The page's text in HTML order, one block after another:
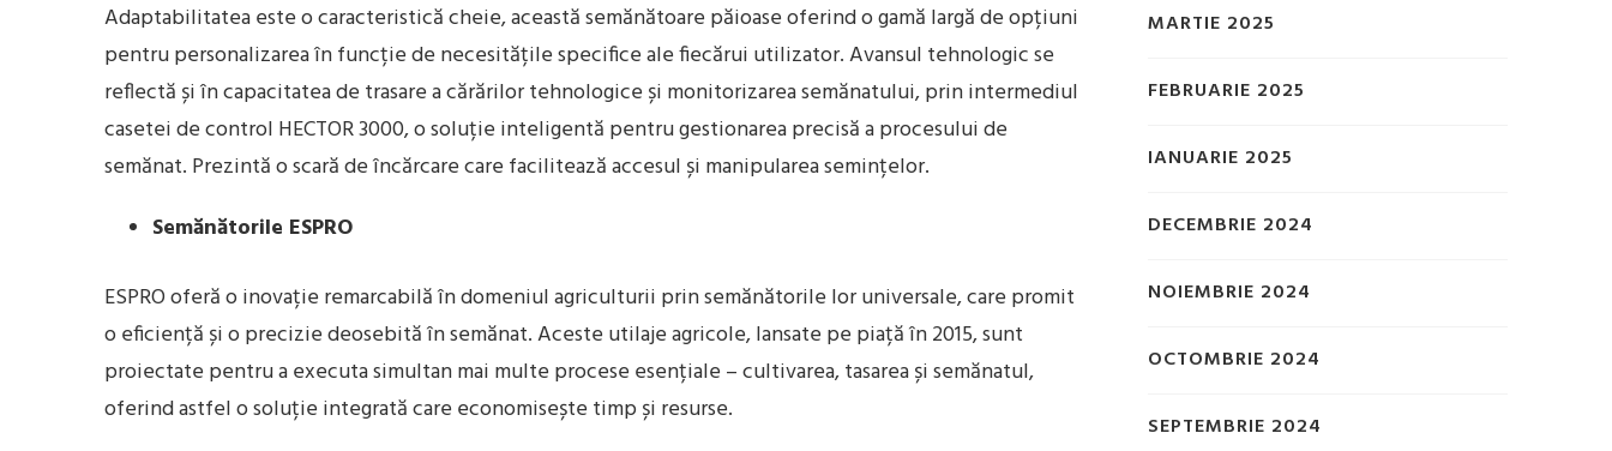
Adaptabilitatea este o caracteristică cheie, această semănătoare păioase oferind o gamă largă de opțiuni
pentru personalizarea în funcție de necesitățile specifice ale fiecărui utilizator. Avansul tehnologic se
reflectă și în capacitatea de trasare a cărărilor tehnologice și monitorizarea semănatului, prin intermediul
casetei de control HECTOR 3000, o soluție inteligentă pentru gestionarea precisă a procesului de
semănat. Prezintă o scară de încărcare care facilitează accesul și manipularea semințelor.
Semănătorile ESPRO
ESPRO oferă o inovație remarcabilă în domeniul agriculturii prin semănătorile lor universale, care promit
o eficiență și o precizie deosebită în semănat. Aceste utilaje agricole, lansate pe piață în 2015, sunt
proiectate pentru a executa simultan mai multe procese esențiale – cultivarea, tasarea și semănatul,
oferind astfel o soluție integrată care economisește timp și resurse.
MARTIE 2025
FEBRUARIE 2025
IANUARIE 2025
DECEMBRIE 2024
NOIEMBRIE 2024
OCTOMBRIE 2024
SEPTEMBRIE 2024